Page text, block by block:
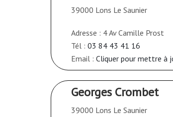
39000 Lons Le Saunier
Adresse : 4 Av Camille Prost
Tél : 03 84 43 41 16
Email : Cliquer pour mettre à
Georges Crombet
39000 Lons Le Saunier